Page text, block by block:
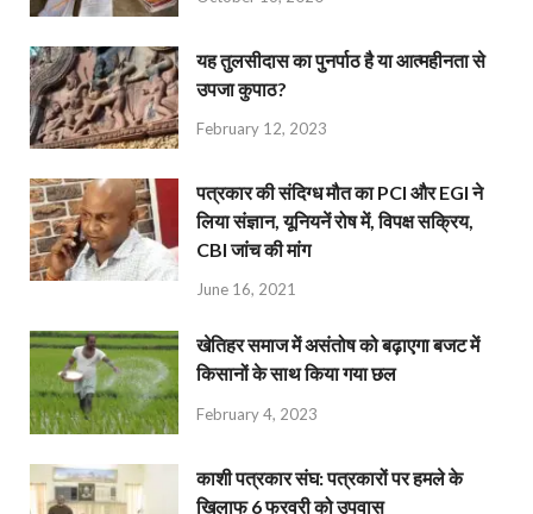
यह तुलसीदास का पुनर्पाठ है या आत्महीनता से
उपजा कुपाठ?
February 12, 2023
पत्रकार की संदिग्ध मौत का PCI और EGI ने
लिया संज्ञान, यूनियनें रोष में, विपक्ष सक्रिय,
CBI जांच की मांग
June 16, 2021
खेतिहर समाज में असंतोष को बढ़ाएगा बजट में
किसानों के साथ किया गया छल
February 4, 2023
काशी पत्रकार संघ: पत्रकारों पर हमले के
खिलाफ 6 फरवरी को उपवास